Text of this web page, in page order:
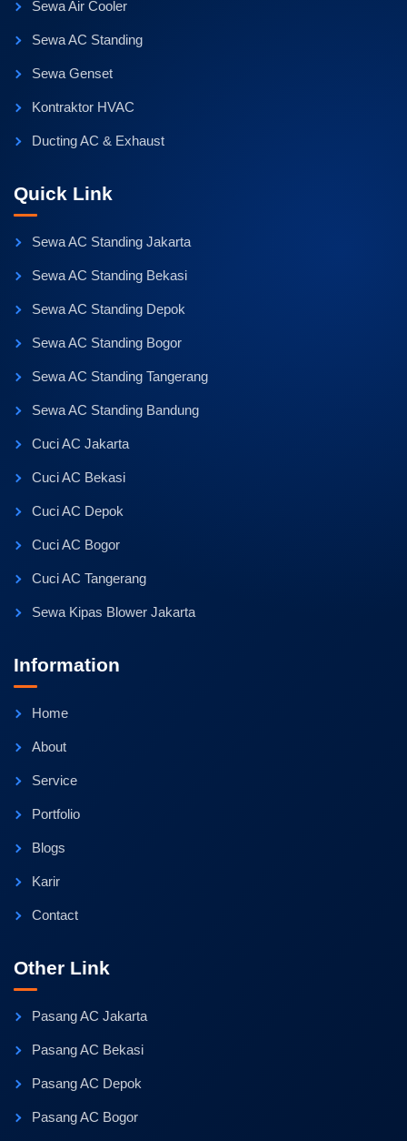
Sewa Air Cooler
Sewa AC Standing
Sewa Genset
Kontraktor HVAC
Ducting AC & Exhaust
Quick Link
Sewa AC Standing Jakarta
Sewa AC Standing Bekasi
Sewa AC Standing Depok
Sewa AC Standing Bogor
Sewa AC Standing Tangerang
Sewa AC Standing Bandung
Cuci AC Jakarta
Cuci AC Bekasi
Cuci AC Depok
Cuci AC Bogor
Cuci AC Tangerang
Sewa Kipas Blower Jakarta
Information
Home
About
Service
Portfolio
Blogs
Karir
Contact
Other Link
Pasang AC Jakarta
Pasang AC Bekasi
Pasang AC Depok
Pasang AC Bogor